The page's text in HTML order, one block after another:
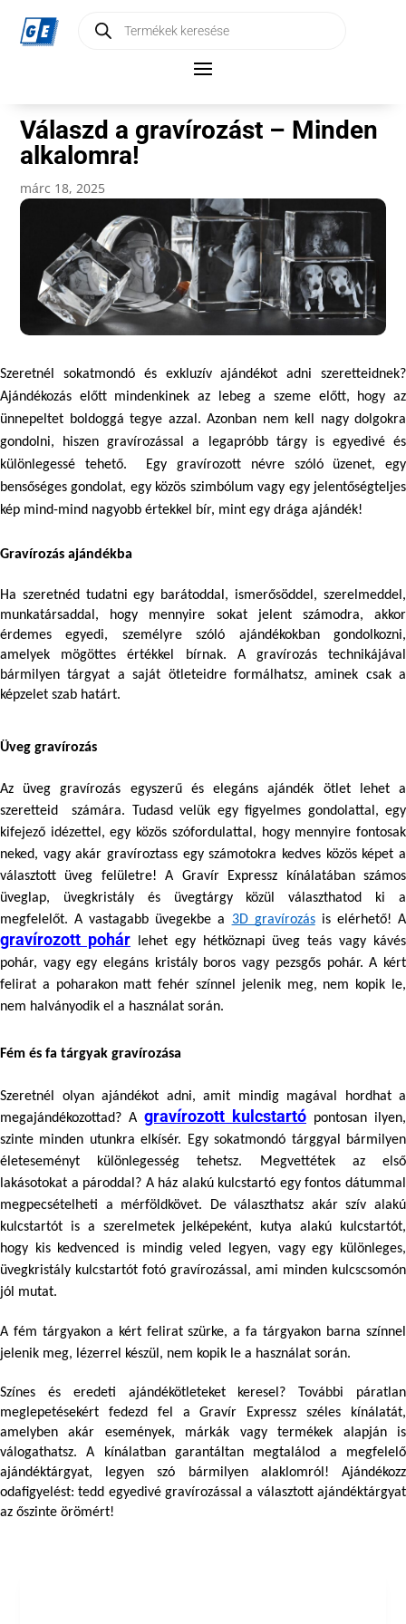
search
Válaszd a gravírozást – Minden
alkalomra!
márc 18, 2025
Szeretnél sokatmondó és exkluzív ajándékot adni szeretteidnek?
Ajándékozás előtt mindenkinek az lebeg a szeme előtt, hogy az
ünnepeltet boldoggá tegye azzal. Azonban nem kell nagy dolgokra
gondolni, hiszen gravírozással a legapróbb tárgy is egyedivé és
különlegessé tehető.  Egy gravírozott névre szóló üzenet, egy
bensőséges gondolat, egy közös szimbólum vagy egy jelentőségteljes
kép mind-mind nagyobb értekkel bír, mint egy drága ajándék!
Gravírozás ajándékba
Ha szeretnéd tudatni egy barátoddal, ismerősöddel, szerelmeddel,
munkatársaddal, hogy mennyire sokat jelent számodra, akkor
érdemes egyedi, személyre szóló ajándékokban gondolkozni,
amelyek mögöttes értékkel bírnak. A gravírozás technikájával
bármilyen tárgyat a saját ötleteidre formálhatsz, aminek csak a
képzelet szab határt.
Üveg gravírozás
Az üveg gravírozás egyszerű és elegáns ajándék ötlet lehet a
szeretteid  számára. Tudasd velük egy figyelmes gondolattal, egy
kifejező idézettel, egy közös szófordulattal, hogy mennyire fontosak
neked, vagy akár gravíroztass egy számotokra kedves közös képet a
választott üveg felületre! A Gravír Expressz kínálatában számos
üveglap, üvegkristály és üvegtárgy közül választhatod ki a
megfelelőt. A vastagabb üvegekbe a 3D gravírozás
gravírozott pohár lehet egy hétköznapi üveg teás vagy kávés
pohár, vagy egy elegáns kristály boros vagy pezsgős pohár. A kért
felirat a poharakon matt fehér színnel jelenik meg, nem kopik le,
nem halványodik el a használat során.
Fém és fa tárgyak gravírozása
Szeretnél olyan ajándékot adni, amit mindig magával hordhat a
megajándékozottad? A gravírozott kulcstartó pontosan ilyen,
szinte minden utunkra elkísér. Egy sokatmondó tárggyal bármilyen
életeseményt különlegesség tehetsz. Megvettétek az első
lakásotokat a pároddal? A ház alakú kulcstartó egy fontos dátummal
megpecsételheti a mérföldkövet. De választhatsz akár szív alakú
kulcstartót is a szerelmetek jelképeként, kutya alakú kulcstartót,
üvegkristály kulcstartót fotó gravírozással , ami minden kulcscsomón
jól mutat.
A fém tárgyakon a kért felirat szürke, a fa tárgyakon barna színnel
jelenik meg, lézerrel készül, nem kopik le a használat során.
Színes és eredeti ajándékötleteket keresel? További páratlan
meglepetésekért fedezd fel a Gravír Expressz széles kínálatát,
amelyben akár események, márkák vagy termékek alapján is
válogathatsz. A kínálatban garantáltan megtalálod a megfelelő
ajándéktárgyat, legyen szó bármilyen alaklomról! Ajándékozz
odafigyelést: tedd egyedivé gravírozással a választott ajándéktárgyat
az őszinte örömért!